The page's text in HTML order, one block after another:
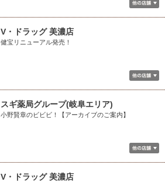
V・ドラッグ 美濃店
健宝リニューアル発売！
スギ薬局グループ(岐阜エリア)
小野賢章のビビビ！【アーカイブのご案内】
V・ドラッグ 美濃店